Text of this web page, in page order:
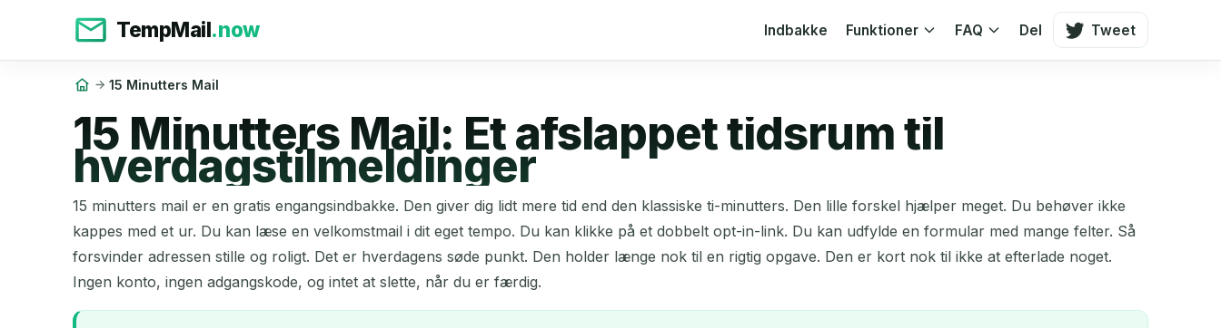
TempMail.now Indbakke Funktioner FAQ Del Tweet
15 Minutters Mail
15 Minutters Mail: Et afslappet tidsrum til
hverdagstilmeldinger
15 minutters mail er en gratis engangsindbakke. Den giver dig lidt mere tid end den klassiske ti-minutters. Den lille forskel hjælper meget. Du behøver ikke
kappes med et ur. Du kan læse en velkomstmail i dit eget tempo. Du kan klikke på et dobbelt opt-in-link. Du kan udfylde en formular med mange felter. Så
forsvinder adressen stille og roligt. Det er hverdagens søde punkt. Den holder længe nok til en rigtig opgave. Den er kort nok til ikke at efterlade noget.
Ingen konto, ingen adgangskode, og intet at slette, når du er færdig.